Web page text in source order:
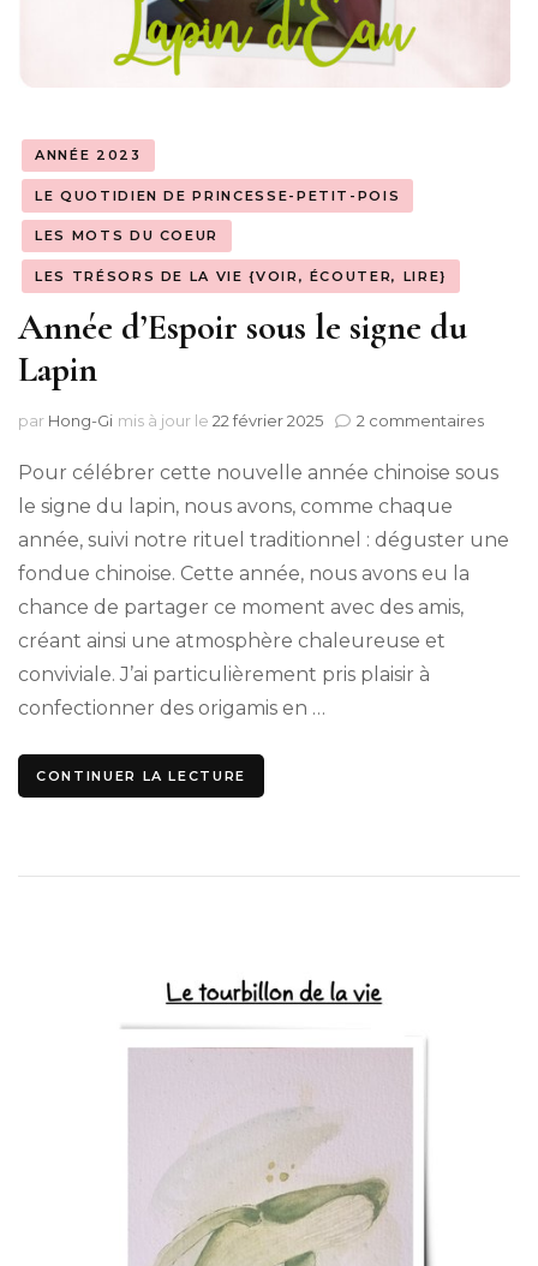
ANNÉE 2023
LE QUOTIDIEN DE PRINCESSE-PETIT-POIS
LES MOTS DU COEUR
LES TRÉSORS DE LA VIE {VOIR, ÉCOUTER, LIRE}
Année d’Espoir sous le signe du
Lapin
par Hong-Gi mis à jour le 22 février 2025 2 commentairessur
signe
Pour célébrer cette nouvelle année chinoise sous
le signe du lapin, nous avons, comme chaque
année, suivi notre rituel traditionnel : déguster une
fondue chinoise. Cette année, nous avons eu la
chance de partager ce moment avec des amis,
créant ainsi une atmosphère chaleureuse et
conviviale. J’ai particulièrement pris plaisir à
confectionner des origamis en …
CONTINUER LA LECTURE